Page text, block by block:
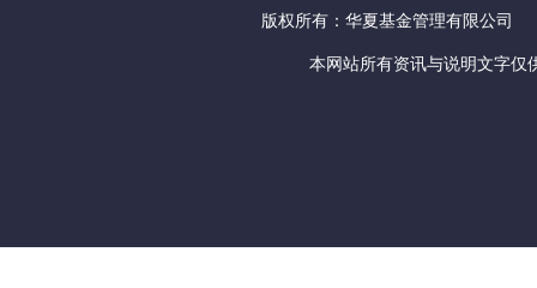
版权所有：华夏基金管理有限公司
本网站所有资讯与说明文字仅